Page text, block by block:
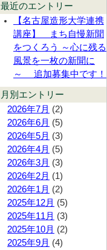
最近のエントリー
【名古屋造形大学連携
講座】 まち自慢新聞
をつくろう ～心に残る
風景を一枚の新聞に
～ 追加募集中です！
月別エントリー
2026年7月 (2)
2026年6月 (5)
2026年5月 (3)
2026年4月 (5)
2026年3月 (3)
2026年2月 (1)
2026年1月 (2)
2025年12月 (5)
2025年11月 (3)
2025年10月 (2)
2025年9月 (4)